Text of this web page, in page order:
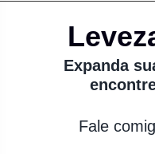
Expanda
Fale